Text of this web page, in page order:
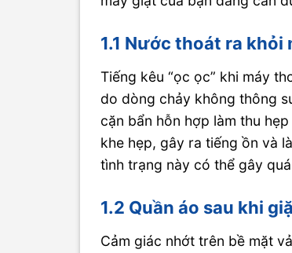
1.1 Nước thoát ra
Tiếng kêu “ọc ọc” khi máy
do dòng chảy không thông
cặn bẩn hỗn hợp làm thu
khe hẹp, gây ra tiếng ồn và
tình trạng này có thể gây
1.2 Quần áo sau khi
Cảm giác nhớt trên bề mặt